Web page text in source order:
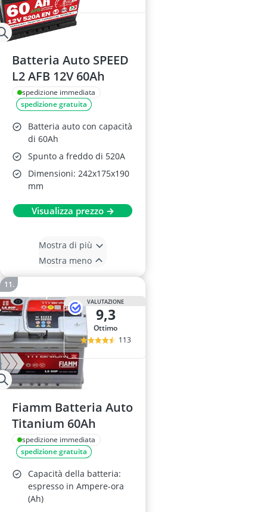
Batteria Auto SPEED
L2 AFB 12V 60Ah
spedizione immediata
spedizione gratuita
Batteria auto con capacità
di 60Ah
Spunto a freddo di 520A
Dimensioni: 242x175x190
mm
Visualizza prezzo →
Mostra di più
Mostra meno
VALUTAZIONE
9,3
Ottimo
113
Fiamm Batteria Auto
Titanium 60Ah
spedizione immediata
spedizione gratuita
Capacità della batteria:
espresso in Ampere-ora
(Ah)